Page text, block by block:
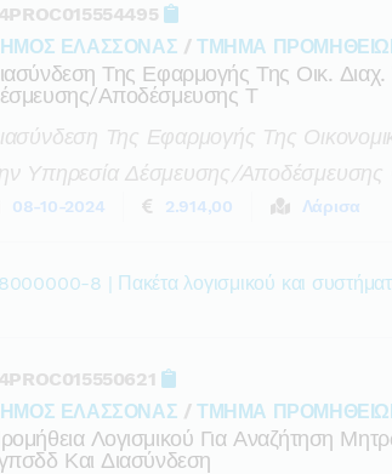
ΕΛΑΣΣΟΝΑΣ /ΤΜΗΜΑ
Της Εφαρμογής Της Οικ.
αποδέσμευσης Τ
Της Εφαρμογής Της
Υπηρεσία Δέσμευσης/
08-10-2024 2.914,00 Λάρισα
8 | Πακέτα λογισμικού και
ΕΛΑΣΣΟΝΑΣ /ΤΜΗΜΑ
Λογισμικού Για Αναζήτηση
Και Διασύνδεση